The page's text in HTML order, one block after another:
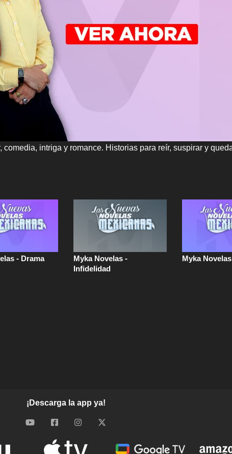
intriga y romance. Historias para reír, suspirar y
- Drama
Myka Novelas -
Infidelidad
Myka
¡Descarga la app ya!